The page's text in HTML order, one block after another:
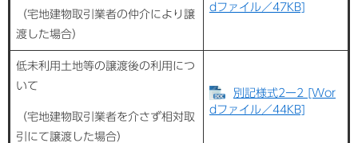
（宅地建物取引業者の仲介により譲
渡した場合）
dファイル／47KB]
低未利用土地等の譲渡後の利用につ
いて
（宅地建物取引業者を介さず相対取
引にて譲渡した場合）
別記様式2ー2 [Wor
dファイル／44KB]